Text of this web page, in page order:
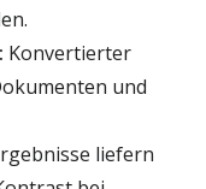
Konvertierter
und
liefern